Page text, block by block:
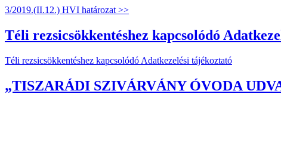
3/2019.(II.12.) HVI határozat >>
Téli rezsicsökkentéshez kapcsolódó
Téli rezsicsökkentéshez kapcsolódó Adatkezelési tájékoztató
„TISZARÁDI SZIVÁRVÁNY ÓVODA